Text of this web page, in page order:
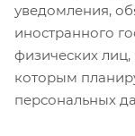
уведомления,
иностранного
физических
которым
персональных